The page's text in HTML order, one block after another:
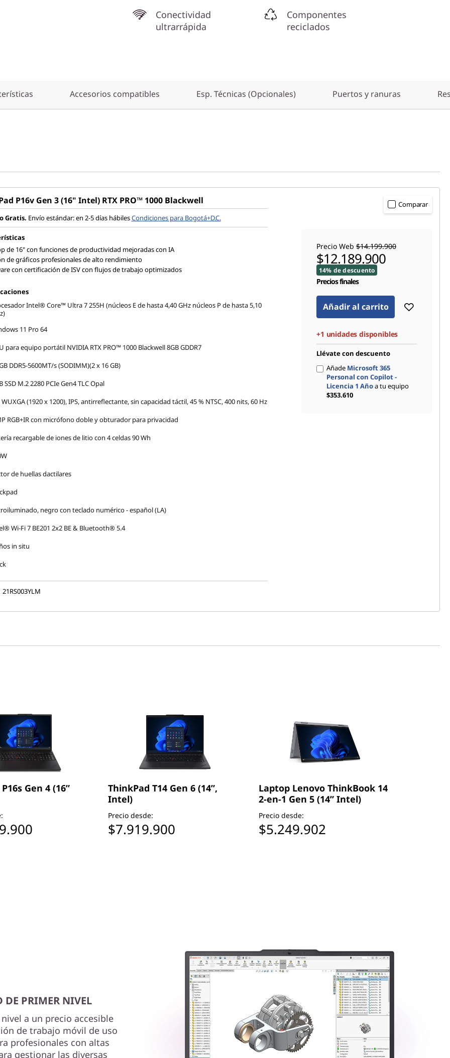
Conectividad
ultrarrápida
Componentes
reciclados
Accesorios compatibles Esp. Técnicas (Opcionales) Puertos y ranuras
P16v Gen 3 (16" Intel) RTX PRO™ 1000 Blackwell
Gratis. Envío estándar: en 2-5 días hábilesCondiciones para Bogotá+D.C.
de 16" con funciones de productividad mejoradas con IA
de gráficos profesionales de alto rendimiento
con certificación de ISV con flujos de trabajo optimizados
Intel® Core™ Ultra 7 255H (núcleos E de hasta 4,40 GHz núcleos P de hasta 5,10
11 Pro 64
para equipo portátil NVIDIA RTX PRO™ 1000 Blackwell 8GB GDDR7
DDR5-5600MT/s (SODIMM)(2 x 16 GB)
SSD M.2 2280 PCIe Gen4 TLC Opal
WUXGA (1920 x 1200), IPS, antirreflectante, sin capacidad táctil, 45 % NTSC, 400 nits, 60 Hz
RGB+IR con micrófono doble y obturador para privacidad
recargable de iones de litio con 4 celdas 90 Wh
de huellas dactilares
negro con teclado numérico - español (LA)
Wi-Fi 7 BE201 2x2 BE & Bluetooth® 5.4
in situ
21RS003YLM
Comparar
Precio Web $14.199.900
$12.189.900
14% de descuento
Precios finales
Añadir al carrito
+1 unidades disponibles
Llévate con descuento
Añade Microsoft 365
Personal con Copilot -
Licencia 1 Añoa tu equipo
$353.610
Gen 4 (16”
ThinkPad T14 Gen 6 (14”,
Intel)
Precio desde:
$7.919.900
Laptop Lenovo ThinkBook 14
2-en-1 Gen 5 (14” Intel)
Precio desde:
$5.249.902
PRIMER NIVEL
a un precio accesible
de trabajo móvil de uso
profesionales con altas
gestionar las diversas